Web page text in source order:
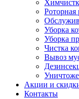
Роторная
Уборка
Уборка
Чистка
Вывоз
Акции и
Контакты